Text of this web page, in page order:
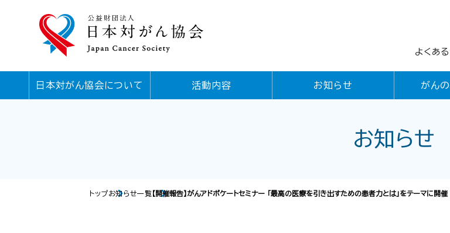
よくあ
日本対がん協会について 活動内容 お知らせ がん
お知らせ
トップお知らせ一覧 【開催報告】がんアドボケートセミナー 「最高の医療を引き出すための患者力とは」をテーマに開催